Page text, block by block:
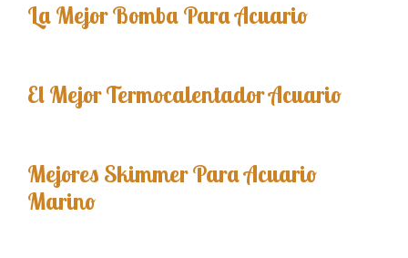
La Mejor Bomba Para Acuario
El Mejor Termocalentador Acuario
Mejores Skimmer Para Acuario
Marino